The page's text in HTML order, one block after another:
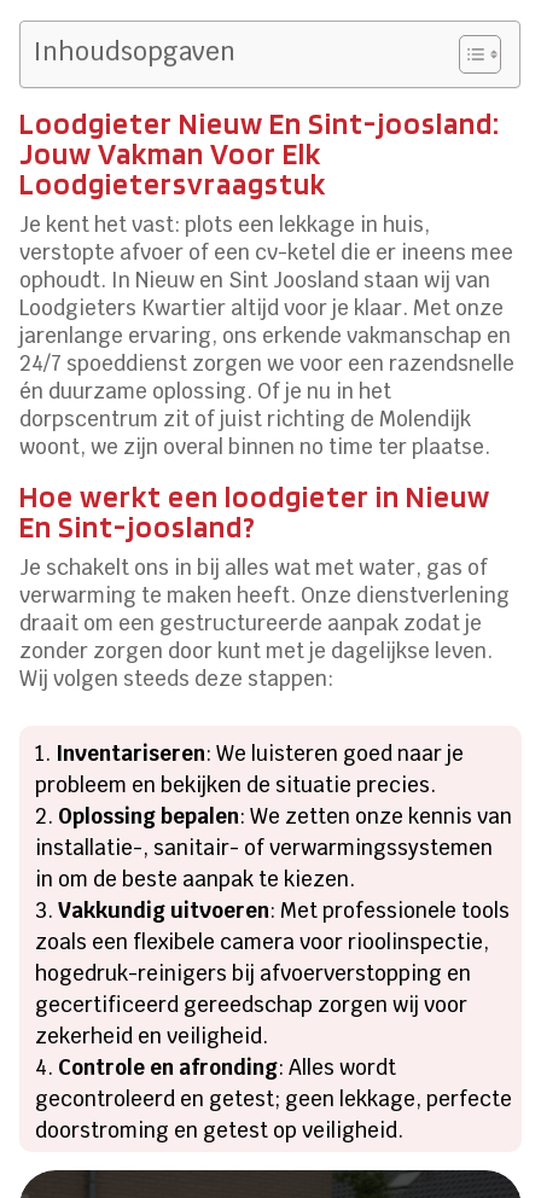
Inhoudsopgaven
Loodgieter Nieuw En Sint-joosland:
Jouw Vakman Voor Elk
Loodgietersvraagstuk
Je kent het vast: plots een lekkage in huis,
verstopte afvoer of een cv-ketel die er ineens mee
ophoudt. In Nieuw en Sint Joosland staan wij van
Loodgieters Kwartier altijd voor je klaar. Met onze
jarenlange ervaring, ons erkende vakmanschap en
24/7 spoeddienst zorgen we voor een razendsnelle
én duurzame oplossing. Of je nu in het
dorpscentrum zit of juist richting de Molendijk
woont, we zijn overal binnen no time ter plaatse.
Hoe werkt een loodgieter in Nieuw
En Sint-joosland?
Je schakelt ons in bij alles wat met water, gas of
verwarming te maken heeft. Onze dienstverlening
draait om een gestructureerde aanpak zodat je
zonder zorgen door kunt met je dagelijkse leven.
Wij volgen steeds deze stappen:
Inventariseren: We luisteren goed naar je
probleem en bekijken de situatie precies.
Oplossing bepalen: We zetten onze kennis van
installatie-, sanitair- of verwarmingssystemen
in om de beste aanpak te kiezen.
Vakkundig uitvoeren: Met professionele tools
zoals een flexibele camera voor rioolinspectie,
hogedruk-reinigers bij afvoerverstopping en
gecertificeerd gereedschap zorgen wij voor
zekerheid en veiligheid.
Controle en afronding: Alles wordt
gecontroleerd en getest; geen lekkage, perfecte
doorstroming en getest op veiligheid.